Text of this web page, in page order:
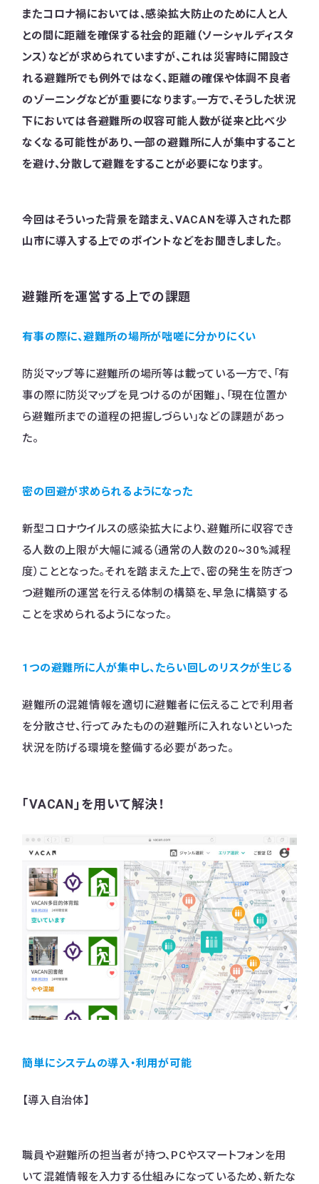
またコロナ禍においては、感染拡大防止のために人と人
との間に距離を確保する社会的距離（ソーシャルディスタ
ンス）などが求められていますが、これは災害時に開設さ
れる避難所でも例外ではなく、距離の確保や体調不良者
のゾーニングなどが重要になります。一方で、そうした状況
下においては各避難所の収容可能人数が従来と比べ少
なくなる可能性があり、一部の避難所に人が集中すること
を避け、分散して避難をすることが必要になります。
今回はそういった背景を踏まえ、VACANを導入された郡
山市に導入する上でのポイントなどをお聞きしました。
避難所を運営する上での課題
有事の際に、避難所の場所が咄嗟に分かりにくい
防災マップ等に避難所の場所等は載っている一方で、「有
事の際に防災マップを見つけるのが困難」、「現在位置か
ら避難所までの道程の把握しづらい」などの課題があっ
た。
密の回避が求められるようになった
新型コロナウイルスの感染拡大により、避難所に収容でき
る人数の上限が大幅に減る（通常の人数の20~30%減程
度）こととなった。それを踏まえた上で、密の発生を防ぎつ
つ避難所の運営を行える体制の構築を、早急に構築する
ことを求められるようになった。
1つの避難所に人が集中し、たらい回しのリスクが生じる
避難所の混雑情報を適切に避難者に伝えることで利用者
を分散させ、行ってみたものの避難所に入れないといった
状況を防げる環境を整備する必要があった。
「VACAN」を用いて解決！
簡単にシステムの導入・利用が可能
【導入自治体】
職員や避難所の担当者が持つ、PCやスマートフォンを用
いて混雑情報を入力する仕組みになっているため、新たな